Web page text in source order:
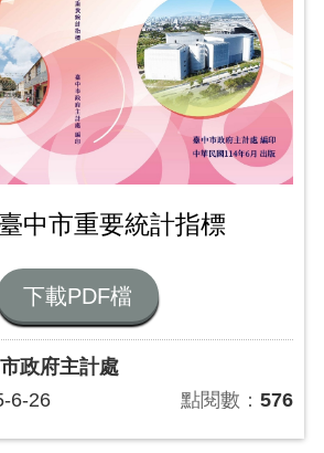
中市重要統計指標
下載PDF檔
政府主計處
6-26 點閱數：576